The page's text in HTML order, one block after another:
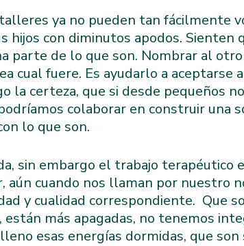
ya no pueden tan fácilmente
hijos con diminutos apodos. Sienten
parte de lo que son. Nombrar al
cual fuere. Es ayudarlo a aceptarse
la certeza, que si desde pequeños
colaborar en construir una
lo que son.
sin embargo el trabajo terapéutico
aún cuando nos llaman por nuestro
y cualidad correspondiente. Que
más apagadas, no tenemos
esas energías dormidas, que son